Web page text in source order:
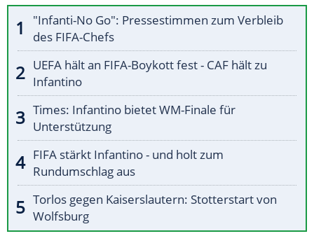
"Infanti-No Go": Pressestimmen zum Verbleib
des FIFA-Chefs
UEFA hält an FIFA-Boykott fest - CAF hält zu
Infantino
Times: Infantino bietet WM-Finale für
Unterstützung
FIFA stärkt Infantino - und holt zum
Rundumschlag aus
Torlos gegen Kaiserslautern: Stotterstart von
Wolfsburg